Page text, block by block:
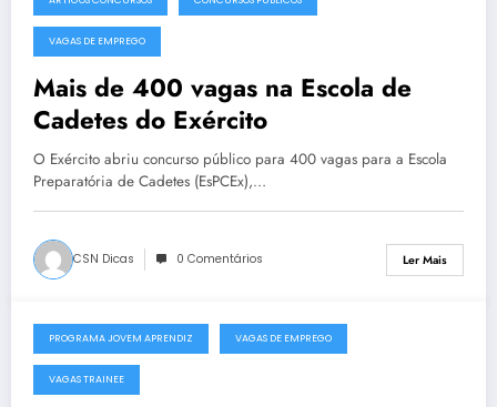
3 de Maio, 2016
VAGAS DE EMPREGO
Mais de 400 vagas na Escola de
Cadetes do Exército
O Exército abriu concurso público para 400 vagas para a Escola
Preparatória de Cadetes (EsPCEx),…
CSN Dicas 0 Comentários Ler Mais
11 de Novembro, 2015
PROGRAMA JOVEM APRENDIZ VAGAS DE EMPREGO
VAGAS TRAINEE